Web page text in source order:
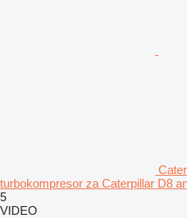
turbokompresor za Caterpillar D8
5
VIDEO